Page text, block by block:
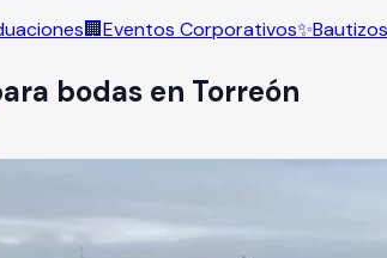
🏢Eventos Corporativos✨Bautizos
bodas en Torreón